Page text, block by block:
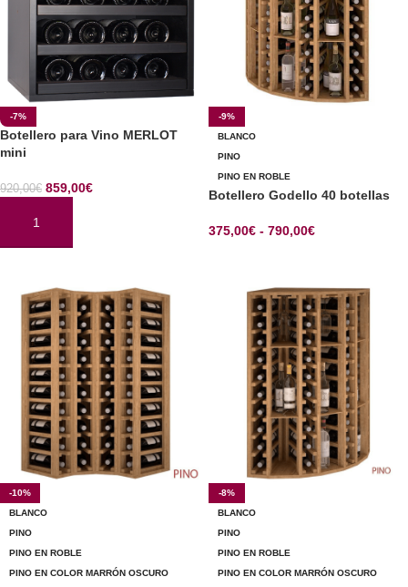
-7%
Botellero para Vino MERLOT
mini
920,00€ 859,00€
AÑADIR AL CARRITO
-9%
BLANCO
PINO
PINO EN ROBLE
Botellero Godello 40 botellas
375,00€ - 790,00€
-10%
BLANCO
PINO
PINO EN ROBLE
PINO EN COLOR MARRÓN OSCURO
-8%
BLANCO
PINO
PINO EN ROBLE
PINO EN COLOR MARRÓN OSCURO